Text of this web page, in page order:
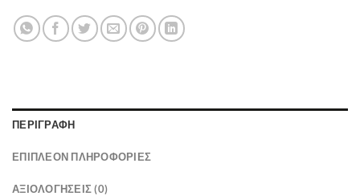
ΠΕΡΙΓΡΑΦΉ
ΕΠΙΠΛΈΟΝ ΠΛΗΡΟΦΟΡΊΕΣ
ΑΞΙΟΛΟΓΉΣΕΙΣ (0)